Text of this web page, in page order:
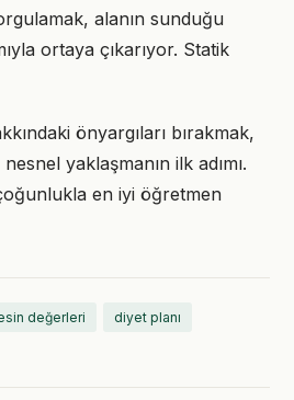
alanın sunduğu
ortaya çıkarıyor. Statik
önyargıları bırakmak,
yaklaşmanın ilk adımı.
en iyi öğretmen
değerleri diyet planı